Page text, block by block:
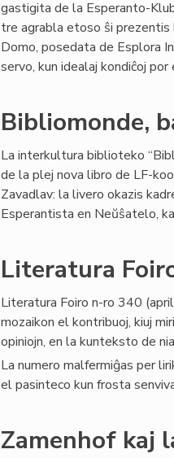
gastigita de la Esperanto-
tre agrabla etoso ŝi prezentis
Domo, posedata de Esplora
servo, kun idealaj kondiĉoj por
Bibliomonde,
La interkultura biblioteko
de la plej nova libro de LF-
Zavadlav: la livero okazis
Esperantista en Neŭŝatelo,
Literatura
Literatura Foiro n-ro 340
mozaikon el kontribuoj, kiuj
opiniojn, en la kunteksto de
La numero malfermiĝas per
el pasinteco kun frosta
Zamenhof kaj